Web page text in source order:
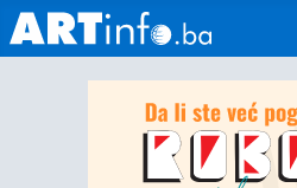
Početna